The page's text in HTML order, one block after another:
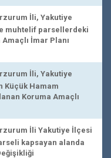
İli, Yakutiye
muhtelif parsellerdeki
İmar Planı
İli, Yakutiye
Küçük Hamam
Koruma Amaçlı
İli Yakutiye İlçesi
kapsayan alanda